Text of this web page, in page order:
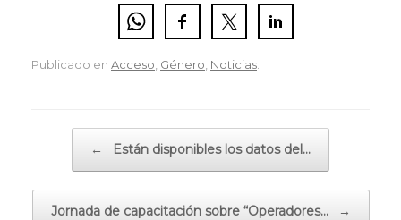
Publicado en Acceso Género Noticias
← Están disponibles los datos del…
Jornada de capacitación sobre “Operadores… →